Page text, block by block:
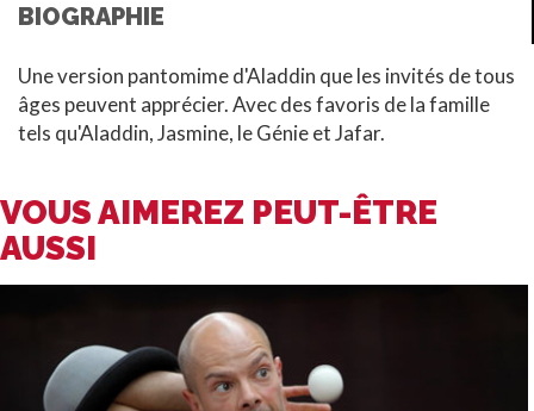
BIOGRAPHIE
Une version pantomime d'Aladdin que les invités de tous
âges peuvent apprécier. Avec des favoris de la famille
tels qu'Aladdin, Jasmine, le Génie et Jafar.
VOUS AIMEREZ PEUT-ÊTRE
AUSSI